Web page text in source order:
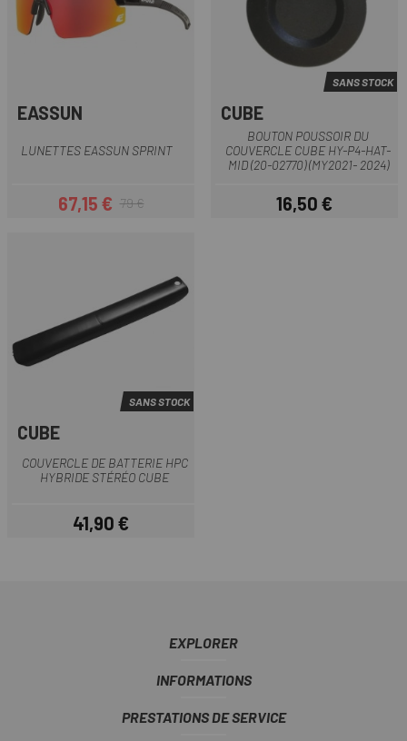
EASSUN
LUNETTES EASSUN SPRINT
Prix
67,15 €Prix habituel
79 €
SANS STOCK
CUBE
BOUTON POUSSOIR DU
COUVERCLE CUBE HY-P4-HAT-
MID (20-02770) (MY2021- 2024)
Prix
16,50 €
SANS STOCK
CUBE
COUVERCLE DE BATTERIE HPC
HYBRIDE STÉRÉO CUBE
Prix
41,90 €
EXPLORER
INFORMATIONS
PRESTATIONS DE SERVICE